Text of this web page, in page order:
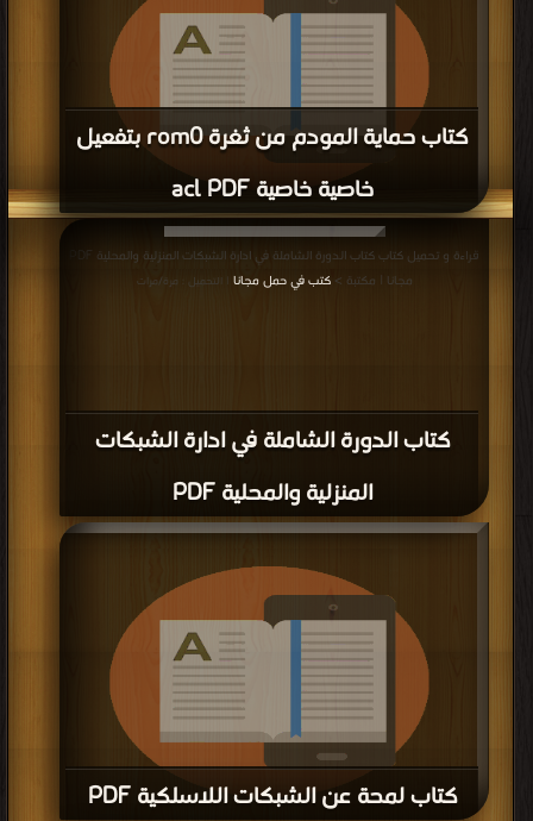
كتاب حماية المودم من ثغرة rom0 بتفعيل
خاصية خاصية acl PDF
PDF مجانا | مكتبة >
كتب في حمل مجانا| التحميل : مرة/مرات
كتاب الدورة الشاملة في ادارة الشبكات
المنزلية والمحلية PDF
مجانا | مكتبة >كتب في حمل مجانا | التحميل : مرة/مرات
كتاب لمحة عن الشبكات اللاسلكية PDF